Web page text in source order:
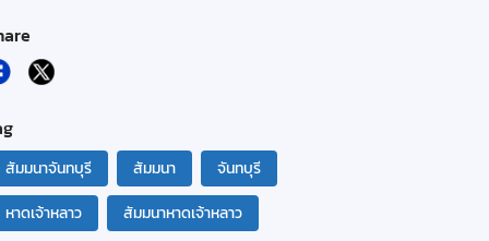
สัมมนาจันทบุรี สัมมนา
จันทบุรี
หาดเจ้าหลาว
สัมมนาหาดเจ้าหลาว